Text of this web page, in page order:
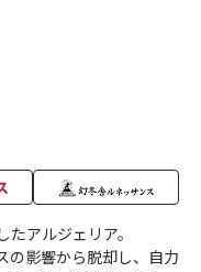
アルジェリア。
の影響から脱却し、自力